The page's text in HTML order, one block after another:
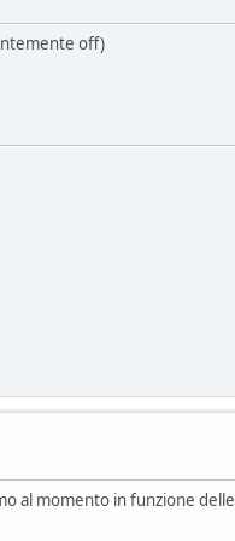
off)
al momento in funzione